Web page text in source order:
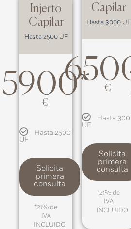
Injerto
Capilar
Hasta 2500 UF
5900*
€
Hasta 2500
UF
Solicita
primera
consulta
*21% de
IVA
INCLUIDO
Capilar
Hasta 3000 UF
€
Hasta
UF
Solicita
primera
consulta
*21% de
IVA
INCLUIDO